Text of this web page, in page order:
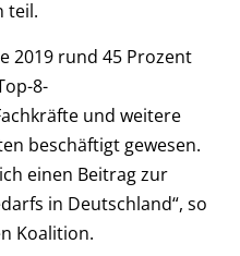
teil.
2019 rund 45 Prozent
8-
und weitere
beschäftigt gewesen.
einen Beitrag zur
in Deutschland“, so
Koalition.